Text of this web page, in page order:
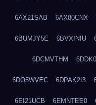
6AX21SAB 6AX80CNX
6BUMJY5E 6BVXINIU
6DCMVTHM
6DO5WVEC 6DPAK2I3
6EI21UCB 6EMNTEE0